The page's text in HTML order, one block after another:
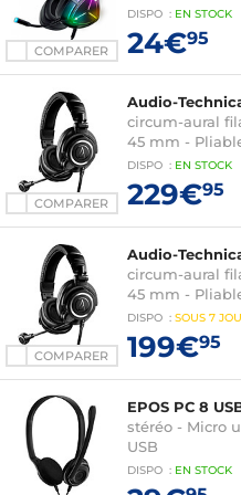
COMPARER
PC/PS4/PS5/
DISPO : EN STOCK
24€95
COMPARER
Audio-
circum-aural
45 mm -
DISPO : EN STOCK
229€95
COMPARER
Audio-
circum-aural
45 mm -
DISPO : SOUS 7
199€95
EPOS PC 8
stéréo - Micro
USB
DISPO : EN STOCK